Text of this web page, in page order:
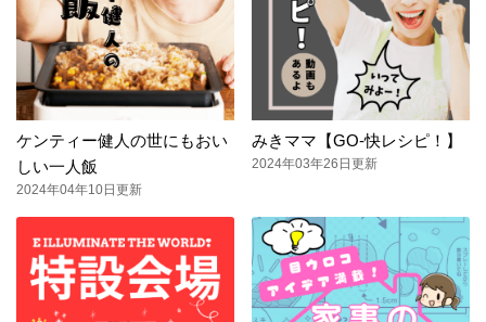
ケンティー健人の世にもおい
しい一人飯
2024年04年10日更新
みきママ【GO-快レシピ！】
2024年03年26日更新